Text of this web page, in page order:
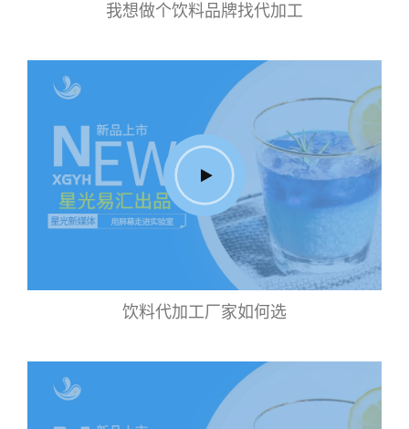
我想做个饮料品牌找代加工
饮料代加工厂家如何选